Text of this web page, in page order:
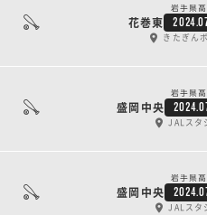
岩手県
花巻東
きたぎん
岩手県
盛岡中央
JALスタ
岩手県
盛岡中央
JALスタ